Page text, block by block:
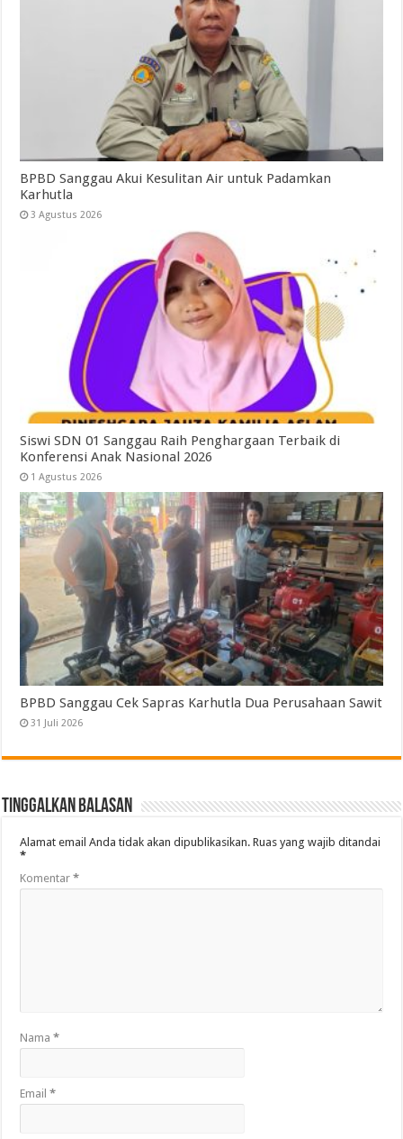
BPBD Sanggau Akui Kesulitan Air untuk Padamkan
Karhutla
3 Agustus 2026
Siswi SDN 01 Sanggau Raih Penghargaan Terbaik di
Konferensi Anak Nasional 2026
1 Agustus 2026
BPBD Sanggau Cek Sapras Karhutla Dua Perusahaan Sawit
31 Juli 2026
Tinggalkan Balasan
Alamat email Anda tidak akan dipublikasikan. Ruas yang wajib ditandai
*
Komentar*
Nama*
Email*